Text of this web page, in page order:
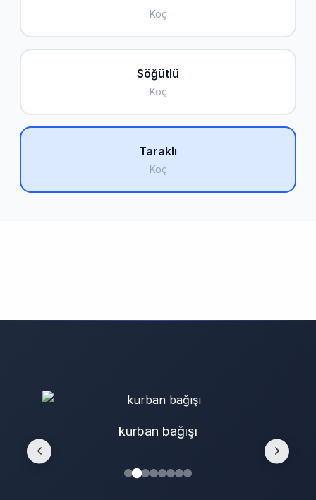
Koç
Söğütlü
Koç
Taraklı
Koç
kurban bağışı